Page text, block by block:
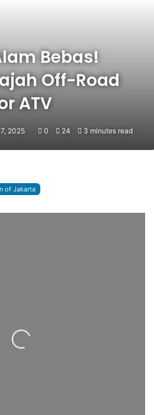
Bebas!
Off-Road
ATV
2025 0 24 3 minutes read
of Jakarta
Loading...